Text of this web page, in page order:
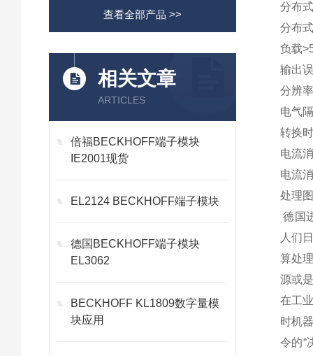
查看全部产品 >>
相关文章
ARTICLES
倍福BECKHOFF端子模块
IE2001现货
EL2124 BECKHOFF端子模块
德国BECKHOFF端子模块
EL3062
BECKHOFF KL1809数字量模
块应用
分布
分布
负载
输出
分辨
电气
转换
电流
电流
处理
德国
人们
算处
源或
在工
时机
令的“